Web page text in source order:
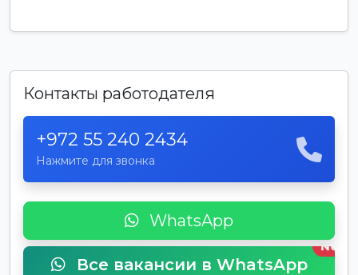
Контакты работодателя
+972 55 240 2434
Нажмите для звонка
WhatsApp
Все вакансии в WhatsApp
New